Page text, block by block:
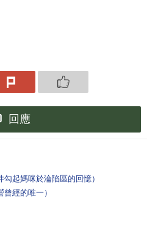
回應
起媽咪於淪陷區的回憶）
經的唯一）